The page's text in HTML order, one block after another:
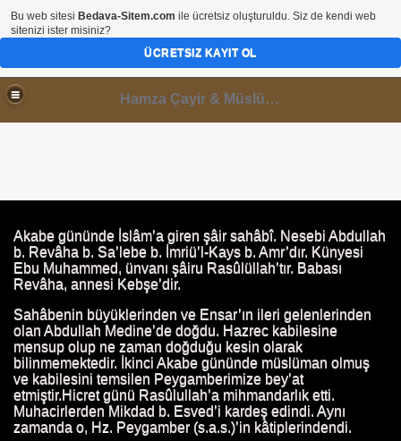
Hamza Çayir & Müslüminal Paylaşımlar
Akabe gününde İslâm’a giren şâir sahâbî. Nesebi Abdullah
b. Revâha b. Sa’lebe b. İmriü’l-Kays b. Amr’dır. Künyesi
Ebu Muhammed, ünvanı şâiru Rasûlüllah’tır. Babası
Revâha, annesi Kebşe’dir.
Sahâbenin büyüklerinden ve Ensar’ın ileri gelenlerinden
olan Abdullah Medine’de doğdu. Hazrec kabilesine
mensup olup ne zaman doğduğu kesin olarak
bilinmemektedir. İkinci Akabe gününde müslüman olmuş
ve kabilesini temsilen Peygamberimize bey’at
etmiştir.Hicret günü Rasûlullah’a mihmandarlık etti.
Muhacirlerden Mikdad b. Esved’i kardeş edindi. Aynı
zamanda o, Hz. Peygamber (s.a.s.)’in kâtiplerindendi.
Bu web sitesi Bedava-Sitem.com ile ücretsiz oluşturuldu. Siz de kendi web
sitenizi ister misiniz?
ÜCRETSIZ KAYIT OL